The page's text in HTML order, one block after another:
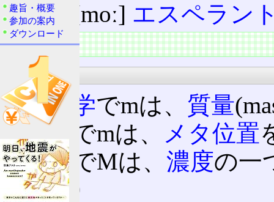
モー[moː] エスペラン
主な用途
科学
物理学でmは、 質量
化学
でmは、 メタ位置
化学でMは、 濃度の一
ラー)
趣旨・概要
参加の案内
ダウンロード